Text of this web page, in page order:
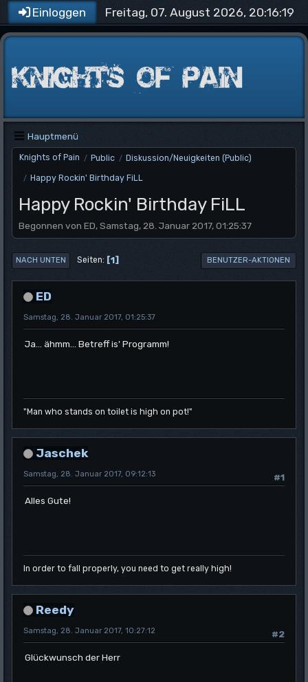
Einloggen Freitag, 07. August 2026, 20:16:19
Hauptmenü
Knights of Pain / Public / Diskussion/Neuigkeiten (Public)
/ Happy Rockin' Birthday FiLL
Happy Rockin' Birthday FiLL
Begonnen von ED, Samstag, 28. Januar 2017, 01:25:37
NACH UNTEN Seiten 1 BENUTZER-AKTIONEN
ED
Samstag, 28. Januar 2017, 01:25:37
Ja... ähmm... Betreff is' Programm!
"Man who stands on toilet is high on pot!"
Jaschek
#1
Samstag, 28. Januar 2017, 09:12:13
Alles Gute!
In order to fall properly, you need to get really high!
Reedy
#2
Samstag, 28. Januar 2017, 10:27:12
Glückwunsch der Herr